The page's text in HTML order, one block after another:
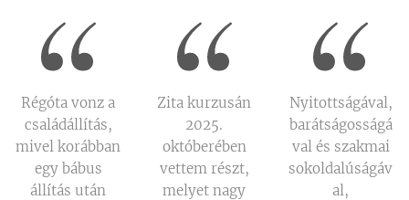
Régóta vonz a
családállítás,
mivel korábban
egy bábus
állítás után
Zita kurzusán
2025.
októberében
vettem részt,
melyet nagy
Nyitottságával,
barátságosságá
val és szakmai
sokoldalúságáv
al,